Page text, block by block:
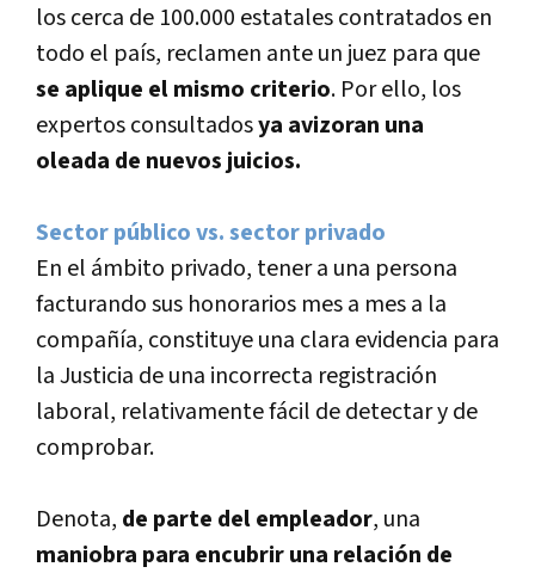
los cerca de 100.000 estatales contratados en
todo el país, reclamen ante un juez para que
se aplique el mismo criterio. Por ello, los
expertos consultadosya avizoran una
oleada de nuevos juicios.
Sector público vs. sector privado
En el ámbito privado, tener a una persona
facturando sus honorarios mes a mes a la
compañía, constituye una clara evidencia para
la Justicia de una incorrecta registración
laboral, relativamente fácil de detectar y de
comprobar.
Denota, de parte del empleador, una
maniobra para encubrir una relación de